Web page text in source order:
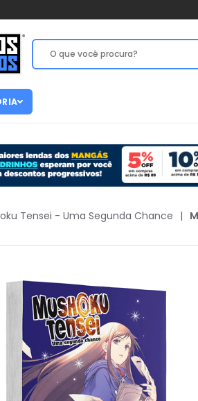
Tensei - Uma Segunda Chance |